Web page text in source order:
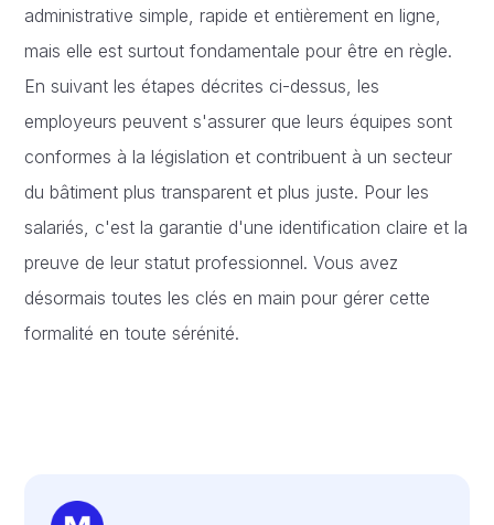
administrative simple, rapide et entièrement en ligne,
mais elle est surtout fondamentale pour être en règle.
En suivant les étapes décrites ci-dessus, les
employeurs peuvent s'assurer que leurs équipes sont
conformes à la législation et contribuent à un secteur
du bâtiment plus transparent et plus juste. Pour les
salariés, c'est la garantie d'une identification claire et la
preuve de leur statut professionnel. Vous avez
désormais toutes les clés en main pour gérer cette
formalité en toute sérénité.